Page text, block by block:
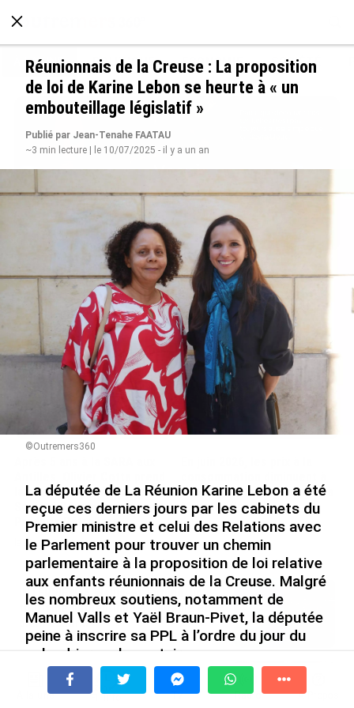
À LA UNE POLITIQUE ECONOMIE SOCIÉTÉ
Avec VEENI, le Guadeloupéen Yanis Foy entend
participer au développement touristique des
Outre-mer
le 06/08/2026
la direction générale de la
Société Réunionnaise des
Produits Pétroliers
le 05/08/2026
La Réunion et augmentent à
Mayotte (Insee)
le 04/08/2026
INTERVIEW. À Wallis-et-Futuna, un
tourisme authentique et durable en
plein essor...
le 04/08/2026
Prix à la consommation en juin 2026 :
progression en Guadeloupe, recul en
À la une Tv Radio A Propos
Réunionnais de la Creuse : La proposition
de loi de Karine Lebon se heurte à « un
embouteillage législatif »
Publié par Jean-Tenahe FAATAU
~3 min lecture | le 10/07/2025 - il y a un an
©Outremers360
La députée de La Réunion Karine Lebon a été
reçue ces derniers jours par les cabinets du
Premier ministre et celui des Relations avec
le Parlement pour trouver un chemin
parlementaire à la proposition de loi relative
aux enfants réunionnais de la Creuse. Malgré
les nombreux soutiens, notamment de
Manuel Valls et Yaël Braun-Pivet, la députée
peine à inscrire sa PPL à l’ordre du jour du
calendrier parlementaire.
Présentée en mars dernier mais rejetée en
conférence des présidents de l’Assemblée nationale